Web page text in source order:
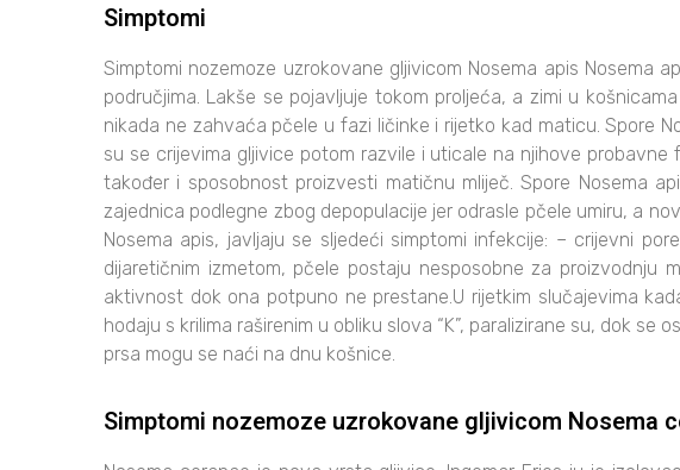
Simptomi
Simptomi nozemoze uzrokovane gljivicom Nosema apis Nosema
područjima. Lakše se pojavljuje tokom proljeća, a zimi u
nikada ne zahvaća pčele u fazi ličinke i rijetko kad maticu. Spore
su se crijevima gljivice potom razvile i uticale na njihove
također i sposobnost proizvesti matičnu mliječ. Spore Nosema
zajednica podlegne zbog depopulacije jer odrasle pčele umiru, a
Nosema apis, javljaju se sljedeći simptomi infekcije: – crijevni
dijaretičnim izmetom, pčele postaju nesposobne za
aktivnost dok ona potpuno ne prestane.U rijetkim slučajevima
hodaju s krilima raširenim u obliku slova “K”, paralizirane su, dok
prsa mogu se naći na dnu košnice.
Simptomi nozemoze uzrokovane gljivicom Nosema